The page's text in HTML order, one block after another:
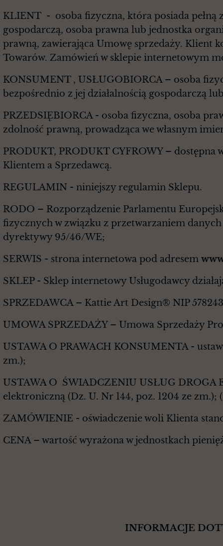
KLIENT - osoba fizyczna, która posiada pełną
gospodarczą, osoba prawna lub jednostka
prawną, zawierająca Umowę sprzedaży. Klient
Towarów. Zamówień w sklepie internetowym
KONSUMENT , USŁUGOBIORCA – osoba
bezpośrednio z jej działalnością gospodarczą
PRZEDSIĘBIORCA - osoba fizyczna, osoba
zdolność prawną, prowadząca we własnym
PRODUKT, PRODUKT CYFROWY –
Klientem a Sprzedawcą.
REGULAMIN - niniejszy regulamin Sklepu.
RODO – Rozporządzenie Parlamentu
fizycznych w związku z przetwarzaniem
dyrektywy 95/46/WE;
SERWIS - strona internetowa pod adresem
SKLEP - Sklep internetowy Usługodawcy
SPRZEDAWCA – Kattie Art Design® NIP
UMOWA SPRZEDAŻY – Umowa Sprzedaży
USTAWA O PRAWACH KONSUMENTA -
zm.);
USTAWA O ŚWIADCZENIU USŁUG DROGA
elektroniczną (Dz. U. Nr 144, poz. 1204 ze zm.);
ZAMÓWIENIE - oświadczenie woli Klienta
CENA – wartość wyrażona w jednostkach
INFORMACJE DOTYCZĄCE